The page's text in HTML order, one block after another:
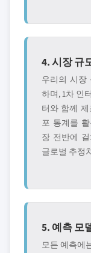
4. 시장 규
우리의 시장
하며, 1차 인
터와 함께
포 통계를
장 전반에
글로벌 추정
5. 예측 모
모든 예측에